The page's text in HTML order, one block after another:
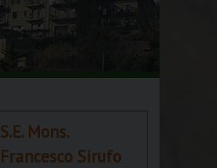
S.E. Mons.
Francesco Sirufo